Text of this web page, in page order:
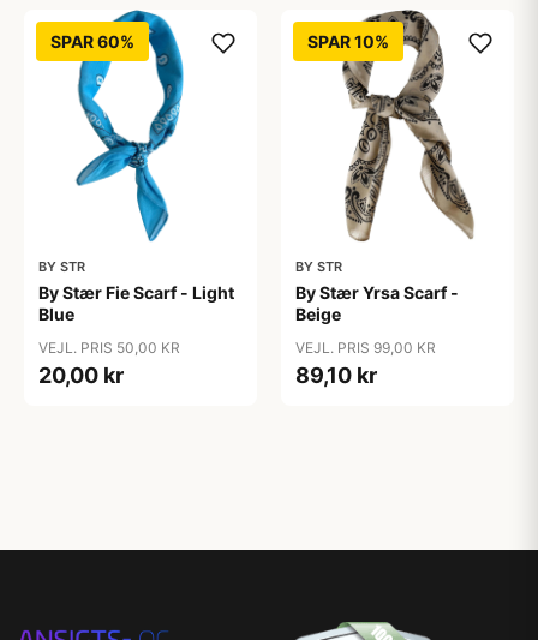
SPAR 60%
BY STR
By Stær Fie Scarf - Light
Blue
VEJL. PRIS 50,00 KR
20,00 kr
SPAR 10%
BY STR
By Stær Yrsa Scarf -
Beige
VEJL. PRIS 99,00 KR
89,10 kr